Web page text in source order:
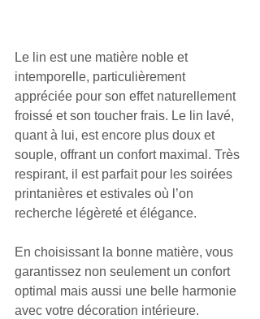
Le lin est une matière noble et
intemporelle, particulièrement
appréciée pour son effet naturellement
froissé et son toucher frais. Le lin lavé,
quant à lui, est encore plus doux et
souple, offrant un confort maximal. Très
respirant, il est parfait pour les soirées
printanières et estivales où l’on
recherche légèreté et élégance.
En choisissant la bonne matière, vous
garantissez non seulement un confort
optimal mais aussi une belle harmonie
avec votre décoration intérieure.